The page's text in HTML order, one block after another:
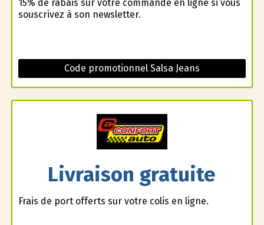
15% de rabais sur votre commande en ligne si vous
souscrivez à son newsletter.
Code promotionnel Salsa Jeans
Livraison gratuite
Frais de port offerts sur votre colis en ligne.